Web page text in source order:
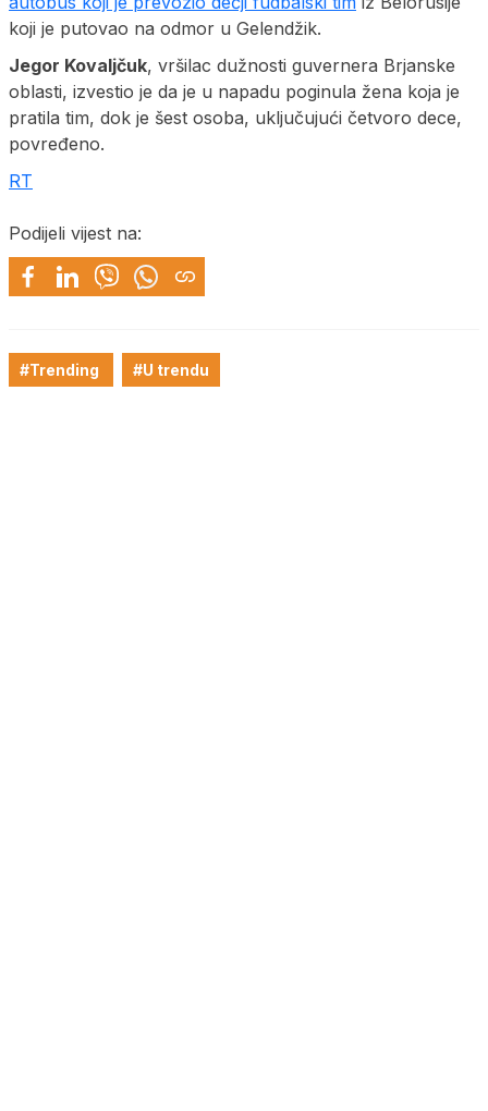
koji je putovao na odmor u Gelendžik.
Jegor Kovaljčuk, vršilac dužnosti guvernera Brjanske
oblasti, izvestio je da je u napadu poginula žena koja je
pratila tim, dok je šest osoba, uključujući četvoro dece,
povređeno.
RT
Podijeli vijest na:
#Trending #U trendu